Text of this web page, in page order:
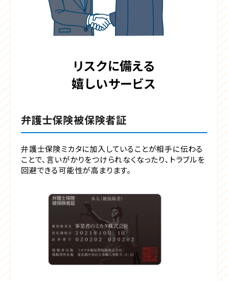
リスクに備える
嬉しいサービス
弁護士保険被保険者証
弁護士保険ミカタに加入していることが相手に伝わる
ことで、言いがかりをつけられなくなったり、トラブルを
回避できる可能性が高まります。